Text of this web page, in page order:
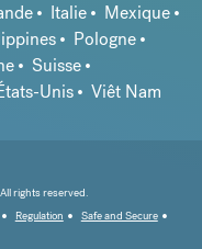
Italie
Mexique
Pologne
Suisse
Unis Viêt Nam
rights reserved.
Regulation
Safe and Secure